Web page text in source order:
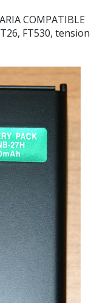
COMPATIBLE
FT530, tension